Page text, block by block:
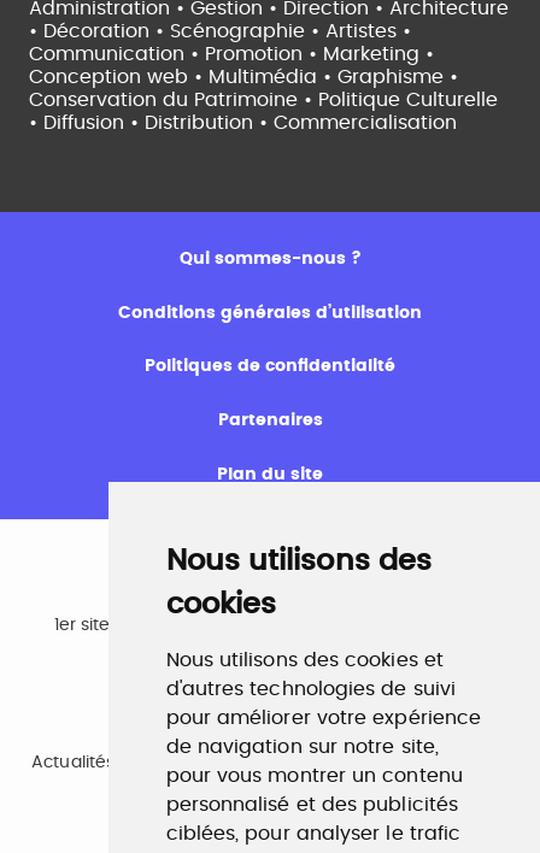
Nous utilisons des
cookies
Nous utilisons des cookies et
d'autres technologies de suivi
pour améliorer votre expérience
de navigation sur notre site,
pour vous montrer un contenu
personnalisé et des publicités
ciblées, pour analyser le trafic
Administration • Gestion • Direction • Architecture
• Décoration • Scénographie • Artistes •
Communication • Promotion • Marketing •
Conception web • Multimédia • Graphisme •
Conservation du Patrimoine • Politique Culturelle
• Diffusion • Distribution • Commercialisation
Qui sommes-nous ?
Conditions générales d’utilisation
Politiques de confidentialité
Partenaires
Plan du site
Emploi
1er site emploi du secteur culturel 784.000 visites et
www.profilculture.com
Formation
Actualités, guide et annuaire des formations aux métiers
de la culture.
www.profilculture-formation.com